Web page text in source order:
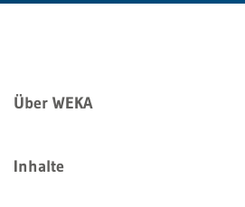
Über WEKA
Inhalte